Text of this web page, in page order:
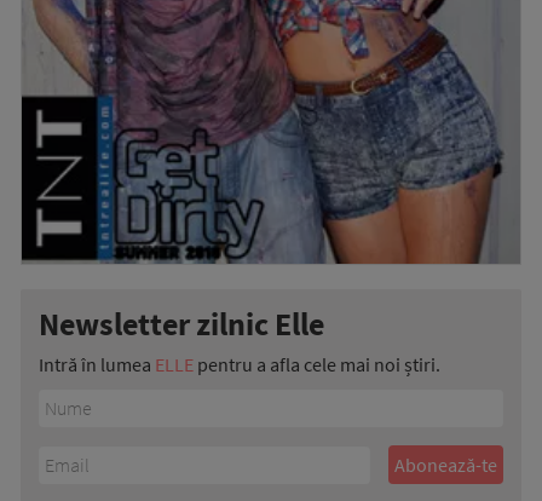
Newsletter zilnic Elle
Intră în lumea ELLE pentru a afla cele mai noi știri.